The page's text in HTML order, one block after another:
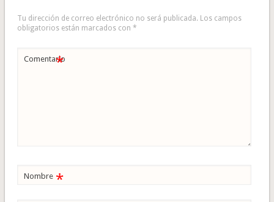
Tu dirección de correo electrónico no será publicada. Los campos
obligatorios están marcados con *
Comentario
*
Nombre *